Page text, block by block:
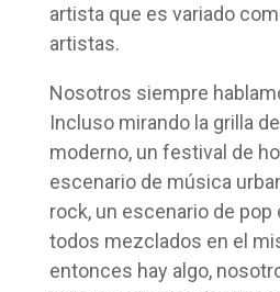
artista que es variado
artistas.
Nosotros siempre
Incluso mirando la grilla
moderno, un festival de
escenario de música
rock, un escenario de
todos mezclados en el
entonces hay algo,